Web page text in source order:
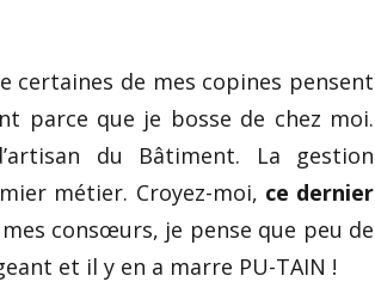
certaines de mes copines pensent
parce que je bosse de chez moi.
du Bâtiment. La gestion
métier. Croyez-moi, ce dernier
consœurs, je pense que peu de
et il y en a marre PU-TAIN !